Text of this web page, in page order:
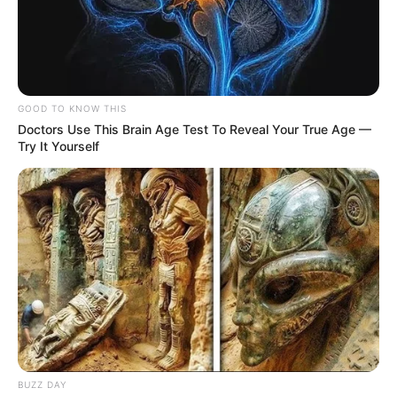
GOOD TO KNOW THIS
Doctors Use This Brain Age Test To Reveal Your True Age —
Try It Yourself
BUZZ DAY